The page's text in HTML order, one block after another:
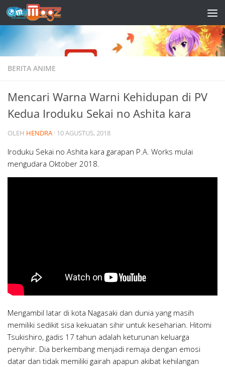
Skip to content
BERITA ANIME
Mencari Warna Warni Kehidupan di PV
Kedua Iroduku Sekai no Ashita kara
OLEH HENDRA · 10 AGUSTUS, 2018
Iroduku Sekai no Ashita kara garapan P.A. Works mulai
mengudara Oktober 2018.
Mengambil latar di kota Nagasaki dan dunia yang masih
memiliki sedikit sisa kekuatan sihir untuk keseharian. Hitomi
Tsukishiro, gadis 17 tahun adalah keturunan keluarga
penyihir. Dia berkembang menjadi remaja dengan emosi
datar dan tidak memiliki gairah apapun akibat kehilangan